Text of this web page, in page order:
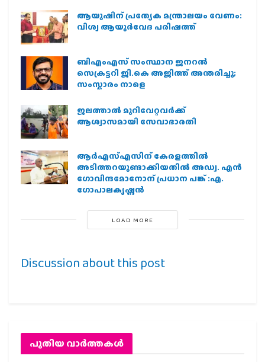
ആയുഷിന് പ്രത്യേക മന്ത്രാലയം വേണം:
വിശ്വ ആയുര്‍വേദ പരിഷത്ത്
ബിഎംഎസ് സംസ്ഥാന ജനറൽ
സെക്രട്ടറി ജി.കെ അജിത്ത് അന്തരിച്ചു;
സംസ്കാരം നാളെ
ജലത്താല്‍ മുറിവേറ്റവര്‍ക്ക്
ആശ്വാസമായി സേവാഭാരതി
ആര്‍എസ്എസിന് കേരളത്തില്‍
അടിത്തറയുണ്ടാക്കിയതില്‍ അഡ്വ. എന്‍
ഗോവിന്ദമോനോന് പ്രധാന പങ്ക് :എ.
ഗോപാലകൃഷ്ണന്‍
LOAD MORE
Discussion about this post
പുതിയ വാര്‍ത്തകള്‍